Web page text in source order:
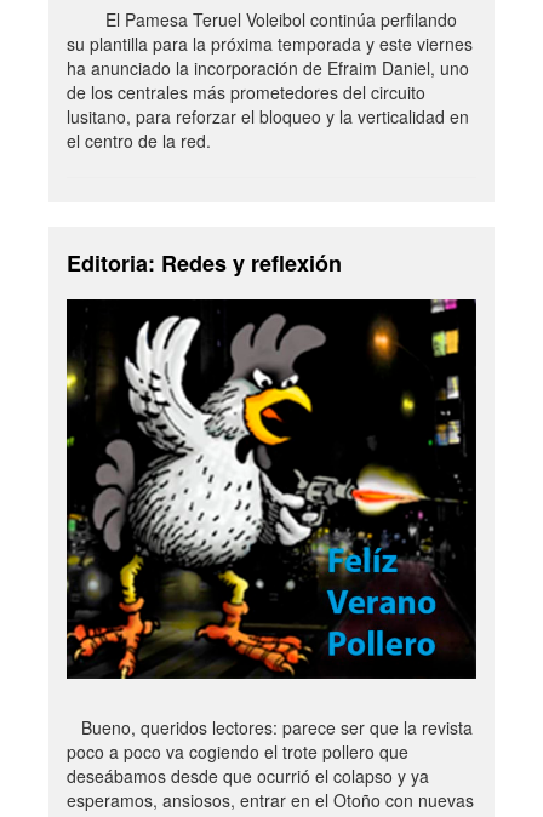
El Pamesa Teruel Voleibol continúa perfilando
su plantilla para la próxima temporada y este viernes
ha anunciado la incorporación de Efraim Daniel, uno
de los centrales más prometedores del circuito
lusitano, para reforzar el bloqueo y la verticalidad en
el centro de la red.
Editoria: Redes y reflexión
Bueno, queridos lectores: parece ser que la revista
poco a poco va cogiendo el trote pollero que
deseábamos desde que ocurrió el colapso y ya
esperamos, ansiosos, entrar en el Otoño con nuevas